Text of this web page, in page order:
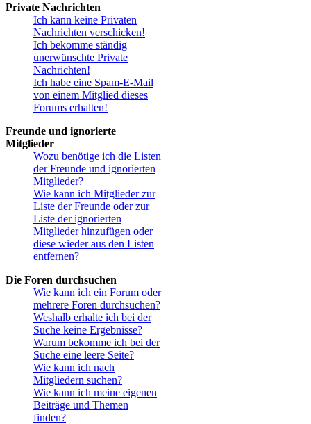
Private Nachrichten
Ich kann keine Privaten
Nachrichten verschicken!
Ich bekomme ständig
unerwünschte Private
Nachrichten!
Ich habe eine Spam-E-Mail
von einem Mitglied dieses
Forums erhalten!
Freunde und ignorierte
Mitglieder
Wozu benötige ich die Listen
der Freunde und ignorierten
Mitglieder?
Wie kann ich Mitglieder zur
Liste der Freunde oder zur
Liste der ignorierten
Mitglieder hinzufügen oder
diese wieder aus den Listen
entfernen?
Die Foren durchsuchen
Wie kann ich ein Forum oder
mehrere Foren durchsuchen?
Weshalb erhalte ich bei der
Suche keine Ergebnisse?
Warum bekomme ich bei der
Suche eine leere Seite?
Wie kann ich nach
Mitgliedern suchen?
Wie kann ich meine eigenen
Beiträge und Themen
finden?